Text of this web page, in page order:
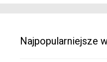
Najpopularniejsze